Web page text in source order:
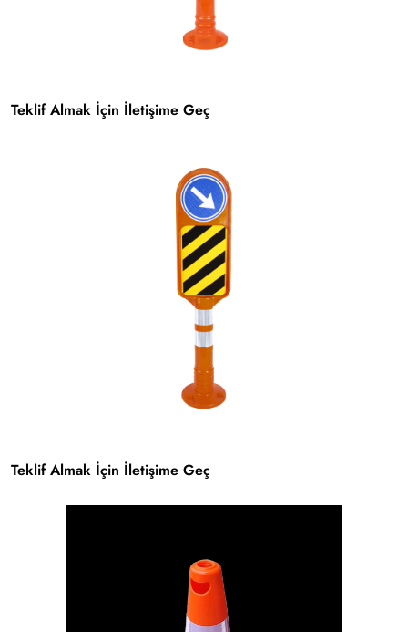
Teklif Almak İçin İletişime Geç
Teklif Almak İçin İletişime Geç